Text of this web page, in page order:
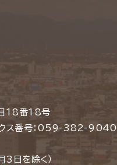
18番18号
ス番号：059-382-9040
3日を除く）